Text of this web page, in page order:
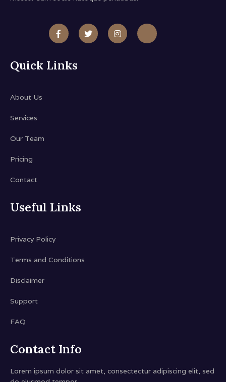
Quick Links
About Us
Services
Our Team
Pricing
Contact
Useful Links
Privacy Policy
Terms and Conditions
Disclaimer
Support
FAQ
Contact Info
Lorem ipsum dolor sit amet, consectectur adipiscing elit, sed